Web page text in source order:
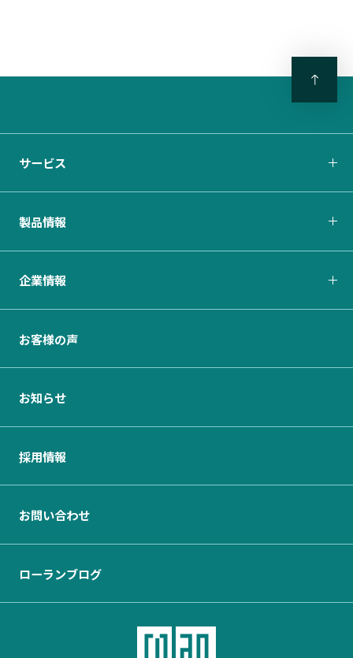
サービス
製品情報
企業情報
お客様の声
お知らせ
採用情報
お問い合わせ
ローランブログ